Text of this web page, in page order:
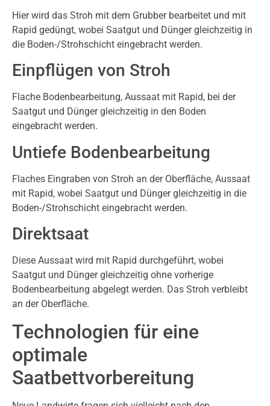
Hier wird das Stroh mit dem Grubber bearbeitet und mit
Rapid gedüngt, wobei Saatgut und Dünger gleichzeitig in
die Boden-/Strohschicht eingebracht werden.
Einpflügen von Stroh
Flache Bodenbearbeitung, Aussaat mit Rapid, bei der
Saatgut und Dünger gleichzeitig in den Boden
eingebracht werden.
Untiefe Bodenbearbeitung
Flaches Eingraben von Stroh an der Oberfläche, Aussaat
mit Rapid, wobei Saatgut und Dünger gleichzeitig in die
Boden-/Strohschicht eingebracht werden.
Direktsaat
Diese Aussaat wird mit Rapid durchgeführt, wobei
Saatgut und Dünger gleichzeitig ohne vorherige
Bodenbearbeitung abgelegt werden. Das Stroh verbleibt
an der Oberfläche.
Technologien für eine
optimale
Saatbettvorbereitung